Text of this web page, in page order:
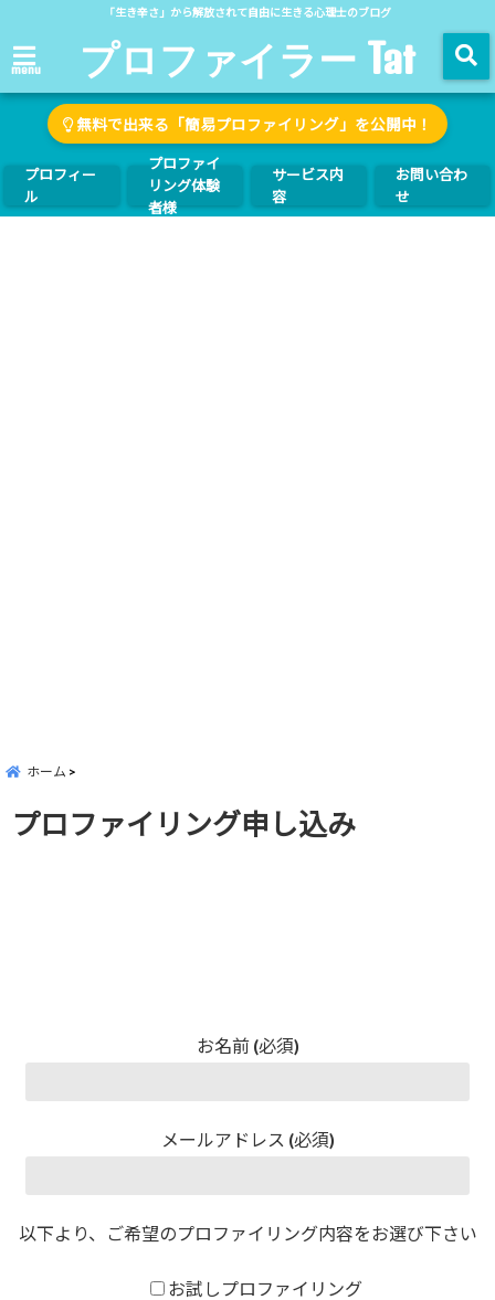
「生き辛さ」から解放されて自由に生きる心理士のブログ
menu プロファイラー Tat
無料で出来る「簡易プロファイリング」を公開中！
プロフィー
ル
プロファイ
リング体験
者様
サービス内
容
お問い合わ
せ
ホーム
プロファイリング申し込み
お名前 (必須)
メールアドレス (必須)
以下より、ご希望のプロファイリング内容をお選び下さい
お試しプロファイリング